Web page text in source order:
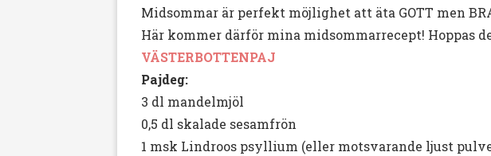
Midsommar är perfekt möjlighet att äta GOTT men
Här kommer därför mina midsommarrecept! Hoppas
VÄSTERBOTTENPAJ
Pajdeg:
3 dl mandelmjöl
0,5 dl skalade sesamfrön
1 msk Lindroos psyllium (eller motsvarande ljust